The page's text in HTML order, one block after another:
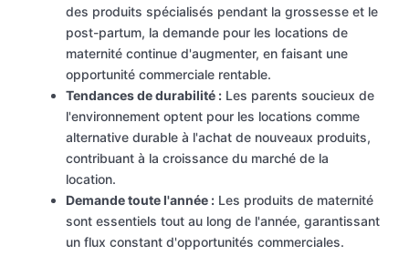
des produits spécialisés pendant la grossesse et le
post-partum, la demande pour les locations de
maternité continue d'augmenter, en faisant une
opportunité commerciale rentable.
Tendances de durabilité : Les parents soucieux de
l'environnement optent pour les locations comme
alternative durable à l'achat de nouveaux produits,
contribuant à la croissance du marché de la
location.
Demande toute l'année : Les produits de maternité
sont essentiels tout au long de l'année, garantissant
un flux constant d'opportunités commerciales.